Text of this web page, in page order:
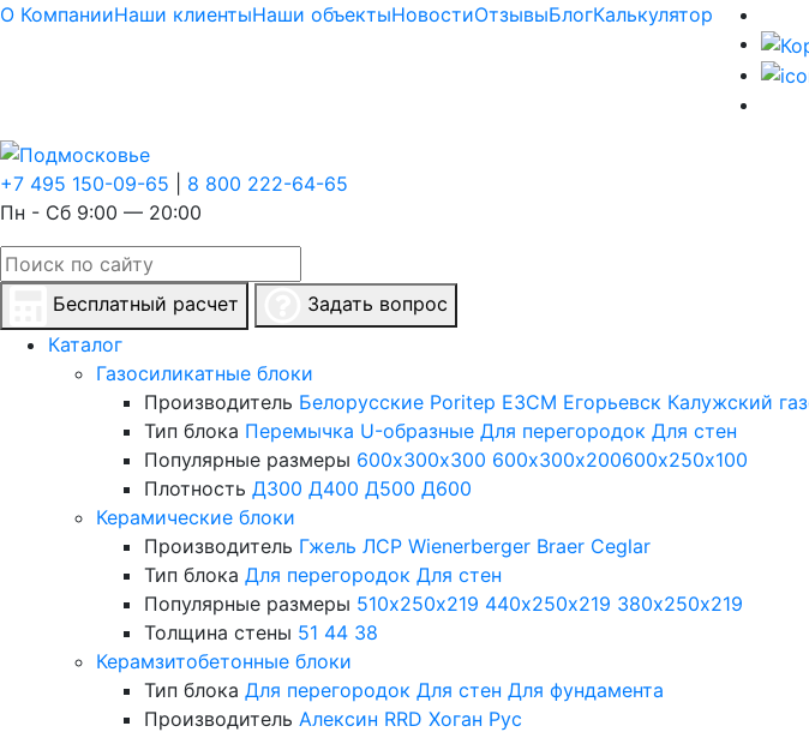
О КомпанииНаши клиентыНаши объектыНовостиОтзывыБлогКалькулятор
+7 495 150-09-65
8 800 222-64-65
Пн - Сб 9:00 — 20:00
Бесплатный расчет
Задать вопрос
Каталог
Газосиликатные блоки
Производитель Белорусские Poritep ЕЗСМ Егорьевск Калужский
Тип блока Перемычка U-образные Для перегородок Для стен
Популярные размеры 600х300х300 600х300х200600х250х100
Плотность Д300 Д400 Д500 Д600
Керамические блоки
Производитель Гжель ЛСР Wienerberger Braer Ceglar
Тип блока Для перегородок Для стен
Популярные размеры 510х250х219 440х250х219 380х250х219
Толщина стены 51 44 38
Керамзитобетонные блоки
Тип блока Для перегородок Для стен Для фундамента
Производитель Алексин RRD Хоган Рус